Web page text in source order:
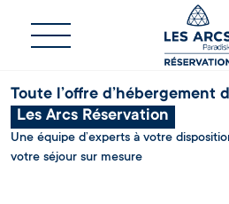
Toute l’offre d’hébergement
Les Arcs Réservation
Une équipe d’experts à votre
votre séjour sur mesure